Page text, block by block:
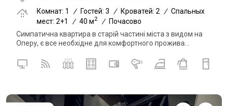
Комнат: 1
/ Гостей: 3 / Кроватей: 2 / Спальных
мест: 2+1
/ 40 м2 /
Почасово
Симпатична квартира в старій частині міста з видом на
Оперу, є все необхідне для комфортного прожива...